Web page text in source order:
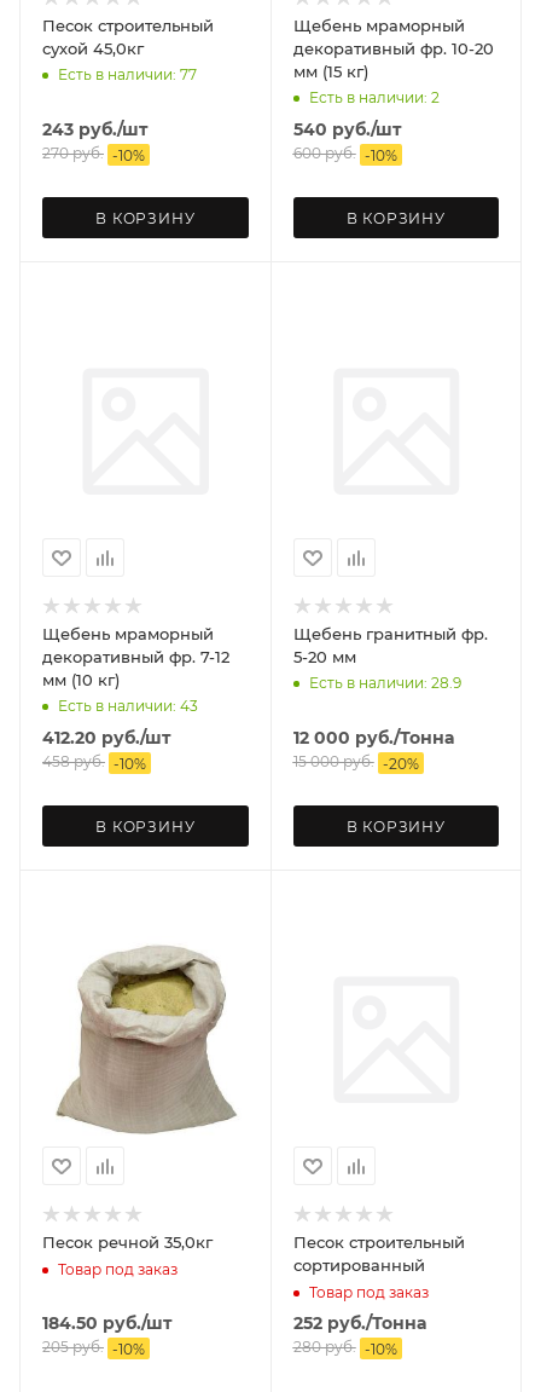
Песок строительный
сухой 45,0кг
Есть в наличии: 77
243 руб./шт
270руб. -10%
В КОРЗИНУ
Щебень мраморный
декоративный фр. 10-20
мм (15 кг)
Есть в наличии: 2
540 руб./шт
600руб. -10%
В КОРЗИНУ
Щебень мраморный
декоративный фр. 7-12
мм (10 кг)
Есть в наличии: 43
412.20 руб./шт
458руб. -10%
В КОРЗИНУ
Щебень гранитный фр.
5-20 мм
Есть в наличии: 28.9
12 000 руб./Тонна
15 000руб. -20%
В КОРЗИНУ
Песок речной 35,0кг
Товар под заказ
184.50 руб./шт
205руб. -10%
Песок строительный
сортированный
Товар под заказ
252руб./Тонна
280руб. -10%